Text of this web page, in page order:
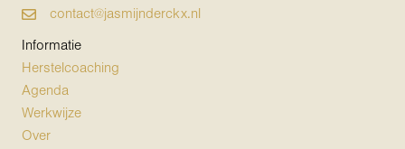
contact@jasmijnderckx.nl
Informatie
Herstelcoaching
Agenda
Werkwijze
Over